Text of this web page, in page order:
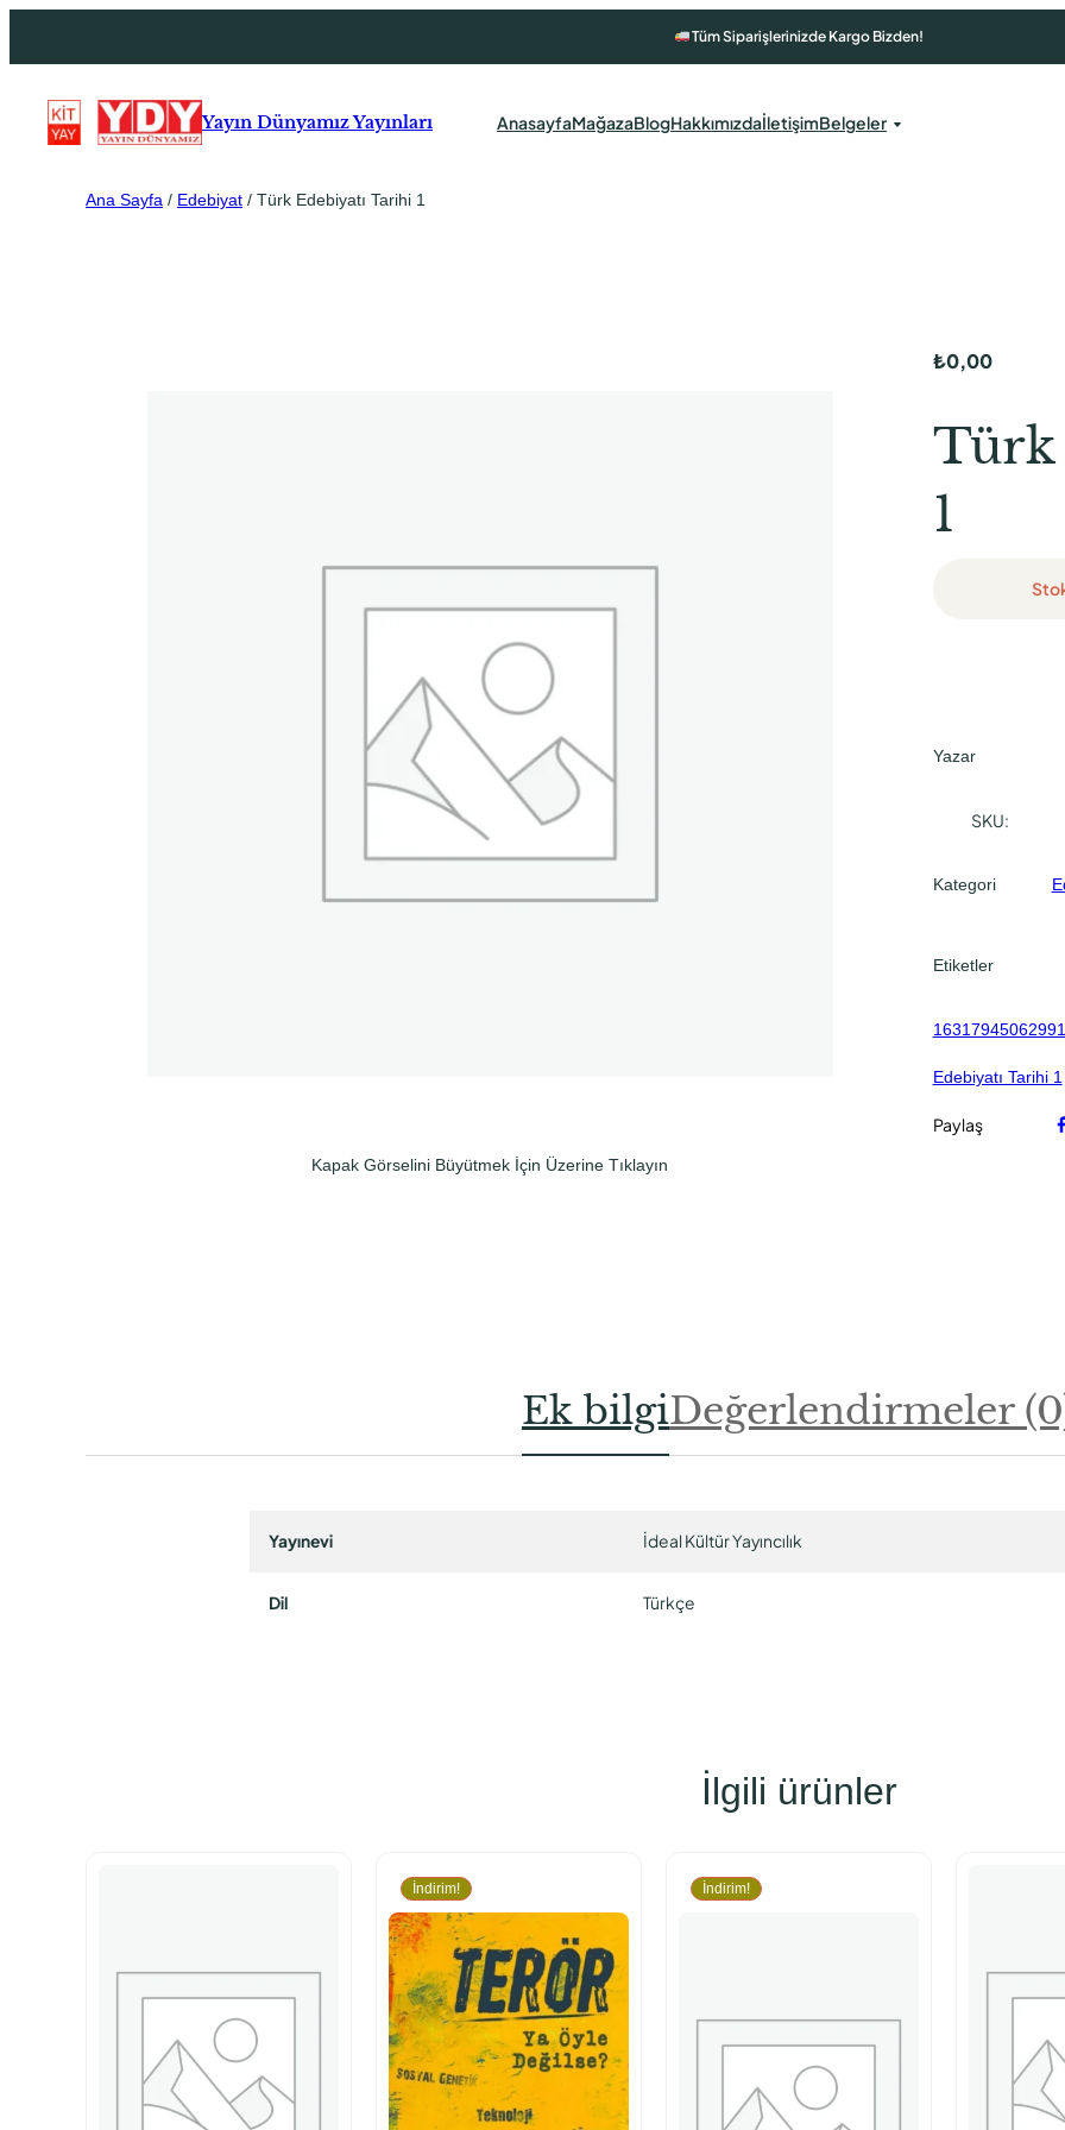
Tüm Siparişlerinizde Kargo Bizden!
Yayın Dünyamız Yayınları AnasayfaMağazaBlogHakkımızdaİletişimBelgeler
Ana Sayfa / Edebiyat / Türk Edebiyatı Tarihi 1
Kapak Görselini Büyütmek İçin Üzerine Tıklayın
₺0,00
Türk
1
Yazar
SKU:
Kategori
Etiketler
16317945062991
Edebiyatı Tarihi 1
Paylaş
Ek bilgiDeğerlendirmeler
Yayınevi İdeal Kültür Yayıncılık
Dil Türkçe
İlgili ürünler
İndirim! İndirim!